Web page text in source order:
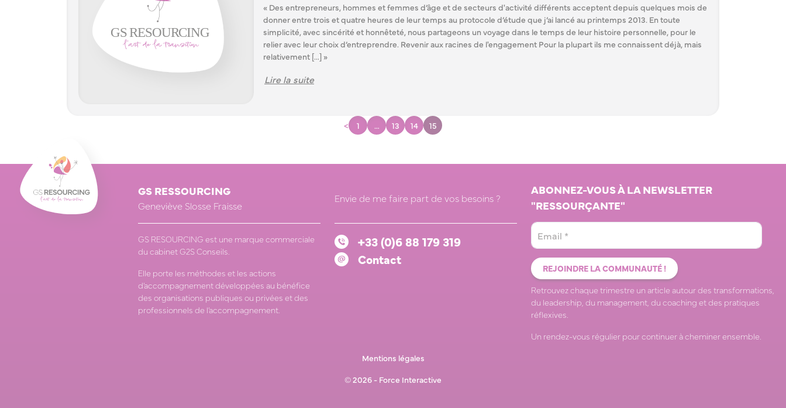
« Des entrepreneurs, hommes et femmes d’âge et de secteurs d'activité différents acceptent depuis quelques mois de
donner entre trois et quatre heures de leur temps au protocole d’étude que j’ai lancé au printemps 2013. En toute
simplicité, avec sincérité et honnêteté, nous partageons un voyage dans le temps de leur histoire personnelle, pour le
relier avec leur choix d’entreprendre. Revenir aux racines de l'engagement Pour la plupart ils me connaissent déjà, mais
relativement [...] »
Lire la suite
< 1 … 13 14 15
GS RESSOURCING
Geneviève Slosse Fraisse
GS RESOURCING est une marque commerciale
du cabinet G2S Conseils.
Elle porte les méthodes et les actions
d’accompagnement développées au bénéfice
des organisations publiques ou privées et des
professionnels de l’accompagnement.
Envie de me faire part de vos besoins ?
+33 (0)6 88 179 319
Contact
ABONNEZ-VOUS À LA NEWSLETTER
"RESSOURÇANTE"
Retrouvez chaque trimestre un article autour des transformations,
du leadership, du management, du coaching et des pratiques
réflexives.
Un rendez-vous régulier pour continuer à cheminer ensemble.
Mentions légales
© 2026 - Force Interactive